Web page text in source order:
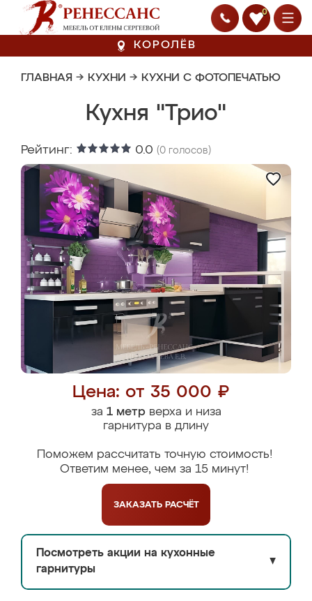
0
КОРОЛЁВ
ГЛАВНАЯ → КУХНИ → КУХНИ С ФОТОПЕЧАТЬЮ
Кухня "Трио"
Рейтинг: 0.0 (0 голосов)
Цена: от 35 000 ₽
за 1 метрверха и низа
гарнитура в длину
Поможем рассчитать точную стоимость!
Ответим менее, чем за 15 минут!
ЗАКАЗАТЬ РАСЧЁТ
Посмотреть акции на кухонные
гарнитуры
▼